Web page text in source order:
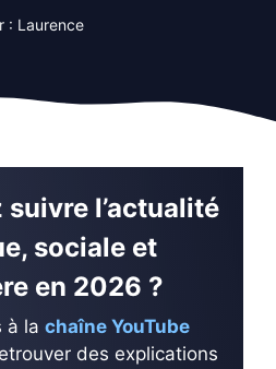
: Laurence
l’actualité
sociale et
en 2026 ?
à la chaîne YouTube
des explications